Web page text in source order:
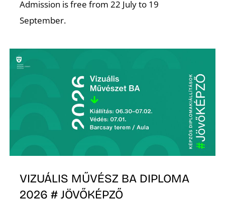
Admission is free from 22 July to 19
September.
VIZUÁLIS MŰVÉSZ BA DIPLOMA
2026 # JÖVŐKÉPZŐ